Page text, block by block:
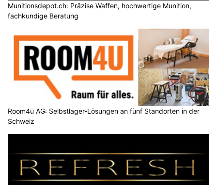
Munitionsdepot.ch: Präzise Waffen, hochwertige Munition,
fachkundige Beratung
Room4u AG: Selbstlager-Lösungen an fünf Standorten in der
Schweiz